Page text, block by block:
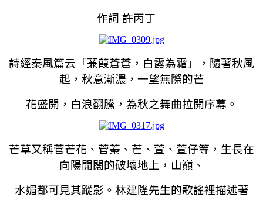
作詞 許丙丁
詩經秦風篇云「蒹葭蒼蒼，白露為霜」，隨著秋風
起，秋意漸濃，一望無際的芒
花盛開，白浪翻騰，為秋之舞曲拉開序幕。
芒草又稱菅芒花、菅蓁、芒、萱、萱仔等，生長在
向陽開闊的破壞地上，山巔、
水媚都可見其蹤影。林建隆先生的歌謠裡描述著